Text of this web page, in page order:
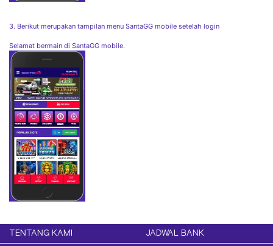
3. Berikut merupakan tampilan menu SantaGG mobile setelah login
Selamat bermain di SantaGG mobile.
TENTANG KAMI JADWAL BANK